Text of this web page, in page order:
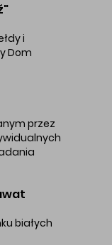
i
Dom
przez
białych